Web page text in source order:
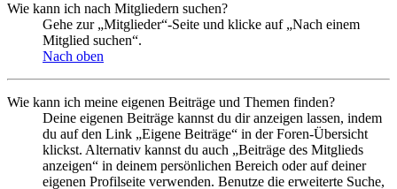
Wie kann ich nach Mitgliedern suchen?
Gehe zur „Mitglieder“-Seite und klicke auf „Nach einem
Mitglied suchen“.
Nach oben
Wie kann ich meine eigenen Beiträge und Themen finden?
Deine eigenen Beiträge kannst du dir anzeigen lassen, indem
du auf den Link „Eigene Beiträge“ in der Foren-Übersicht
klickst. Alternativ kannst du auch „Beiträge des Mitglieds
anzeigen“ in deinem persönlichen Bereich oder auf deiner
eigenen Profilseite verwenden. Benutze die erweiterte Suche,